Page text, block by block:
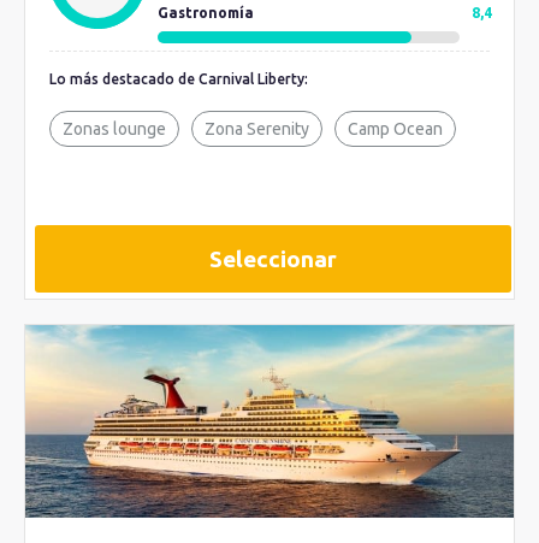
Gastronomía
8,4
Lo más destacado de Carnival Liberty:
Zonas lounge Zona Serenity Camp Ocean
Seleccionar